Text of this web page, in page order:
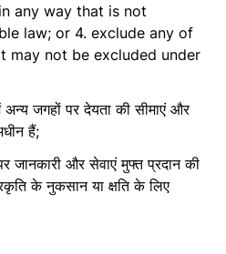
any way that is not
law; or 4. exclude any of
may not be excluded under
जगहों पर देयता की सीमाएं और
हैं;
और सेवाएं मुफ्त प्रदान की
के नुकसान या क्षति के लिए